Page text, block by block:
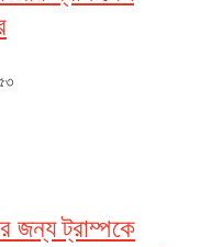
জন্য ট্রাম্পকে